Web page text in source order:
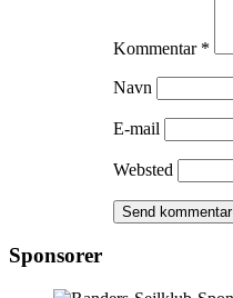
Kommentar *
Navn
E-mail
Websted
Sponsorer